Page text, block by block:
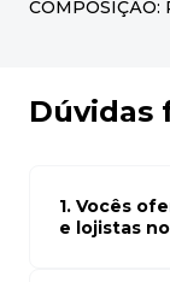
COMPOSIÇÃO:
Dúvidas
1. Vocês
e lojistas